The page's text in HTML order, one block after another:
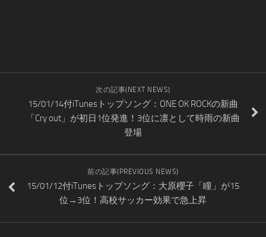
次の記事(NEXT NEWS)
15/01/14付iTunesトップソング：ONE OK ROCKの新曲
「Cry out」が初日1位発進！3位に凛として時雨の新曲
登場
前の記事(PREVIOUS NEWS)
15/01/12付iTunesトップソング：大原櫻子「瞳」が15
位→3位！高校サッカー効果で急上昇